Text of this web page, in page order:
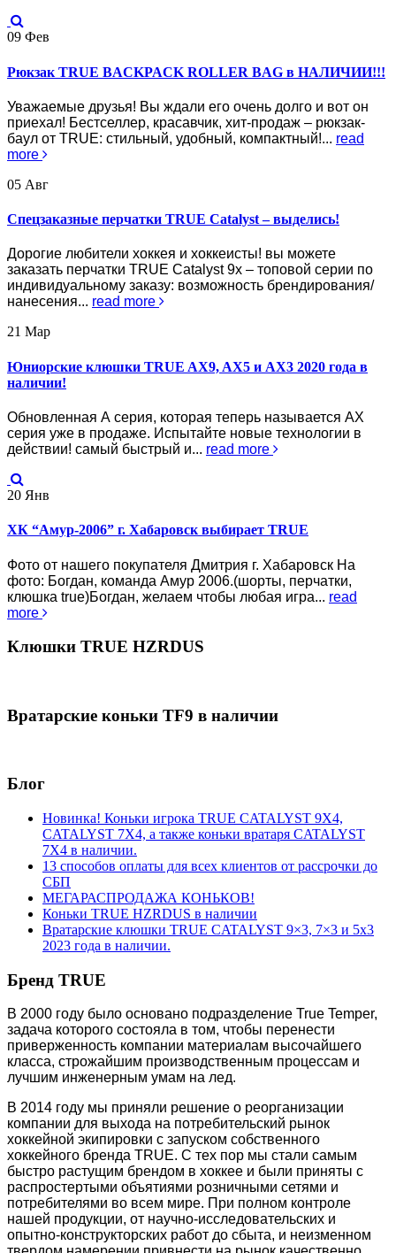
09 Фев
Рюкзак TRUE BACKPACK ROLLER BAG в НАЛИЧИИ!!!
Уважаемые друзья! Вы ждали его очень долго и вот он
приехал! Бестселлер, красавчик, хит-продаж – рюкзак-
баул от TRUE: стильный, удобный, компактный!... read
more
05 Авг
Спецзаказные перчатки TRUE Catalyst – выделись!
Дорогие любители хоккея и хоккеисты! вы можете
заказать перчатки TRUE Catalyst 9x – топовой серии по
индивидуальному заказу: возможность брендирования/
нанесения... read more
21 Мар
Юниорские клюшки TRUE AX9, AX5 и AX3 2020 года в
наличии!
Обновленная А серия, которая теперь называется AX
серия уже в продаже. Испытайте новые технологии в
действии! самый быстрый и... read more
20 Янв
ХК “Амур-2006” г. Хабаровск выбирает TRUE
Фото от нашего покупателя Дмитрия г. Хабаровск На
фото: Богдан, команда Амур 2006.(шорты, перчатки,
клюшка true)Богдан, желаем чтобы любая игра... read
more
Клюшки TRUE HZRDUS
Вратарские коньки TF9 в наличии
Блог
Новинка! Коньки игрока TRUE CATALYST 9X4,
CATALYST 7X4, а также коньки вратаря CATALYST
7X4 в наличии.
13 способов оплаты для всех клиентов от рассрочки до
СБП
МЕГАРАСПРОДАЖА КОНЬКОВ!
Коньки TRUE HZRDUS в наличии
Вратарские клюшки TRUE CATALYST 9×3, 7×3 и 5х3
2023 года в наличии.
Бренд TRUE
В 2000 году было основано подразделение True Temper,
задача которого состояла в том, чтобы перенести
приверженность компании материалам высочайшего
класса, строжайшим производственным процессам и
лучшим инженерным умам на лед.
В 2014 году мы приняли решение о реорганизации
компании для выхода на потребительский рынок
хоккейной экипировки с запуском собственного
хоккейного бренда TRUE. С тех пор мы стали самым
быстро растущим брендом в хоккее и были приняты с
распростертыми объятиями розничными сетями и
потребителями во всем мире. При полном контроле
нашей продукции, от научно-исследовательских и
опытно-конструкторских работ до сбыта, и неизменном